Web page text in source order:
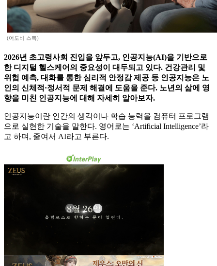
(어도비 스톡)
2026년 초고령사회 진입을 앞두고, 인공지능(AI)을 기반으로
한 디지털 헬스케어의 중요성이 대두되고 있다. 건강관리 및
위험 예측, 대화를 통한 심리적 안정감 제공 등 인공지능은 노
인의 신체적·정서적 문제 해결에 도움을 준다. 노년의 삶에 영
향을 미친 인공지능에 대해 자세히 알아보자.
인공지능이란 인간의 생각이나 학습 능력을 컴퓨터 프로그램
으로 실현한 기술을 말한다. 영어로는 ‘Artificial Intelligence’라
고 하며, 줄여서 AI라고 부른다.